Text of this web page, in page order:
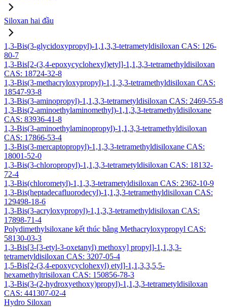
Siloxan hai đầu
1,3-Bis(3-glycidoxypropyl)-1,1,3,3-tetrametyldisiloxan CAS: 126-
80-7
1,3-Bis[2-(3,4-epoxycyclohexyl)etyl]-1,1,3,3-tetramethyldisiloxan
CAS: 18724-32-8
1,3-Bis(3-methacryloxypropyl)-1,1,3,3-tetramethyldisiloxan CAS:
18547-93-8
1,3-Bis(3-aminopropyl)-1,1,3,3-tetrametyldisiloxan CAS: 2469-55-8
1,3-Bis(2-aminoethylaminomethyl)-1,1,3,3-tetramethyldisiloxane
CAS: 83936-41-8
1,3-Bis(3-aminoethylaminopropyl)-1,1,3,3-tetramethyldisiloxan
CAS: 17866-53-4
1,3-Bis(3-mercaptopropyl)-1,1,3,3-tetramethyldisiloxane CAS:
18001-52-0
1,3-Bis(3-chloropropyl)-1,1,3,3-tetrametyldisiloxan CAS: 18132-
72-4
1,3-Bis(chlorometyl)-1,1,3,3-tetrametyldisiloxan CAS: 2362-10-9
1,3-Bis(heptadecafluorodecyl)-1,1,3,3-tetramethyldisiloxan CAS:
129498-18-6
1,3-Bis(3-acryloxypropyl)-1,1,3,3-tetramethyldisiloxan CAS:
17898-71-4
Polydimethylsiloxane kết thúc bằng Methacryloxypropyl CAS:
58130-03-3
1,3-Bis[3-[3-etyl-3-oxetanyl) methoxy] propyl]-1,1,3,3-
tetrametyldisiloxan CAS: 3207-05-4
1,5-Bis[2-(3,4-epoxycyclohexyl) etyl]-1,1,3,3,5,5-
hexamethyltrisiloxan CAS: 150856-78-3
1,3-Bis(3-(2-hydroxyethoxy)propyl)-1,1,3,3-tetrametyldisiloxan
CAS: 441307-02-4
Hydro Siloxan